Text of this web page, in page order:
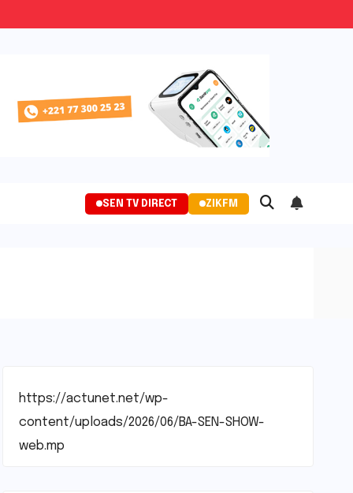
SEN TV DIRECT ZIKFM
https://actunet.net/wp-
content/uploads/2026/06/BA-SEN-SHOW-
web.mp